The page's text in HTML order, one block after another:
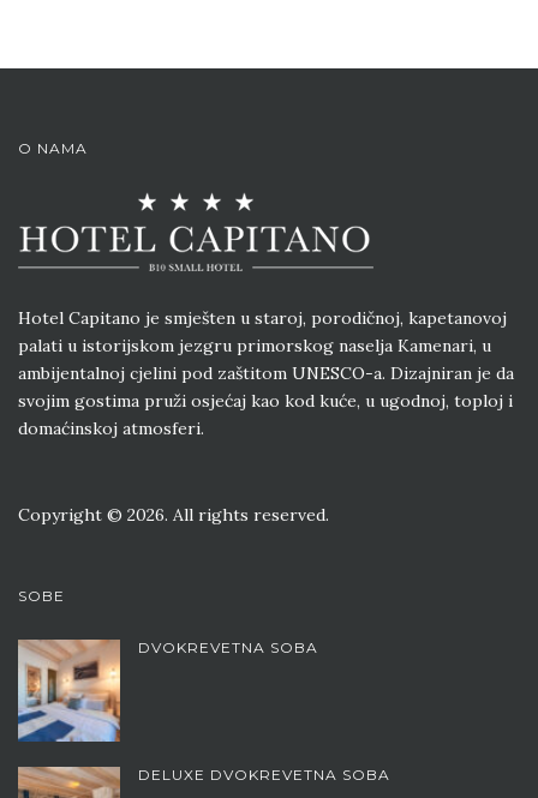
O NAMA
Hotel Capitano je smješten u staroj, porodičnoj, kapetanovoj
palati u istorijskom jezgru primorskog naselja Kamenari, u
ambijentalnoj cjelini pod zaštitom UNESCO-a. Dizajniran je da
svojim gostima pruži osjećaj kao kod kuće, u ugodnoj, toploj i
domaćinskoj atmosferi.
Copyright © 2026. All rights reserved.
SOBE
DVOKREVETNA SOBA
DELUXE DVOKREVETNA SOBA